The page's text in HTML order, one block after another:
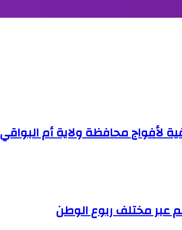
لأفواج محافظة ولاية أم البواقي